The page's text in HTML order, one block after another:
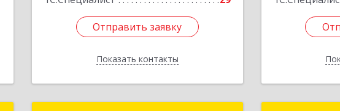
Отправить заявку
Показать контакты
Отправить заявку
Назад